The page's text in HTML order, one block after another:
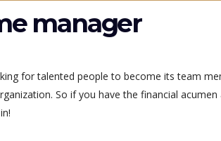
manager
for talented people to become its team
So if you have the financial